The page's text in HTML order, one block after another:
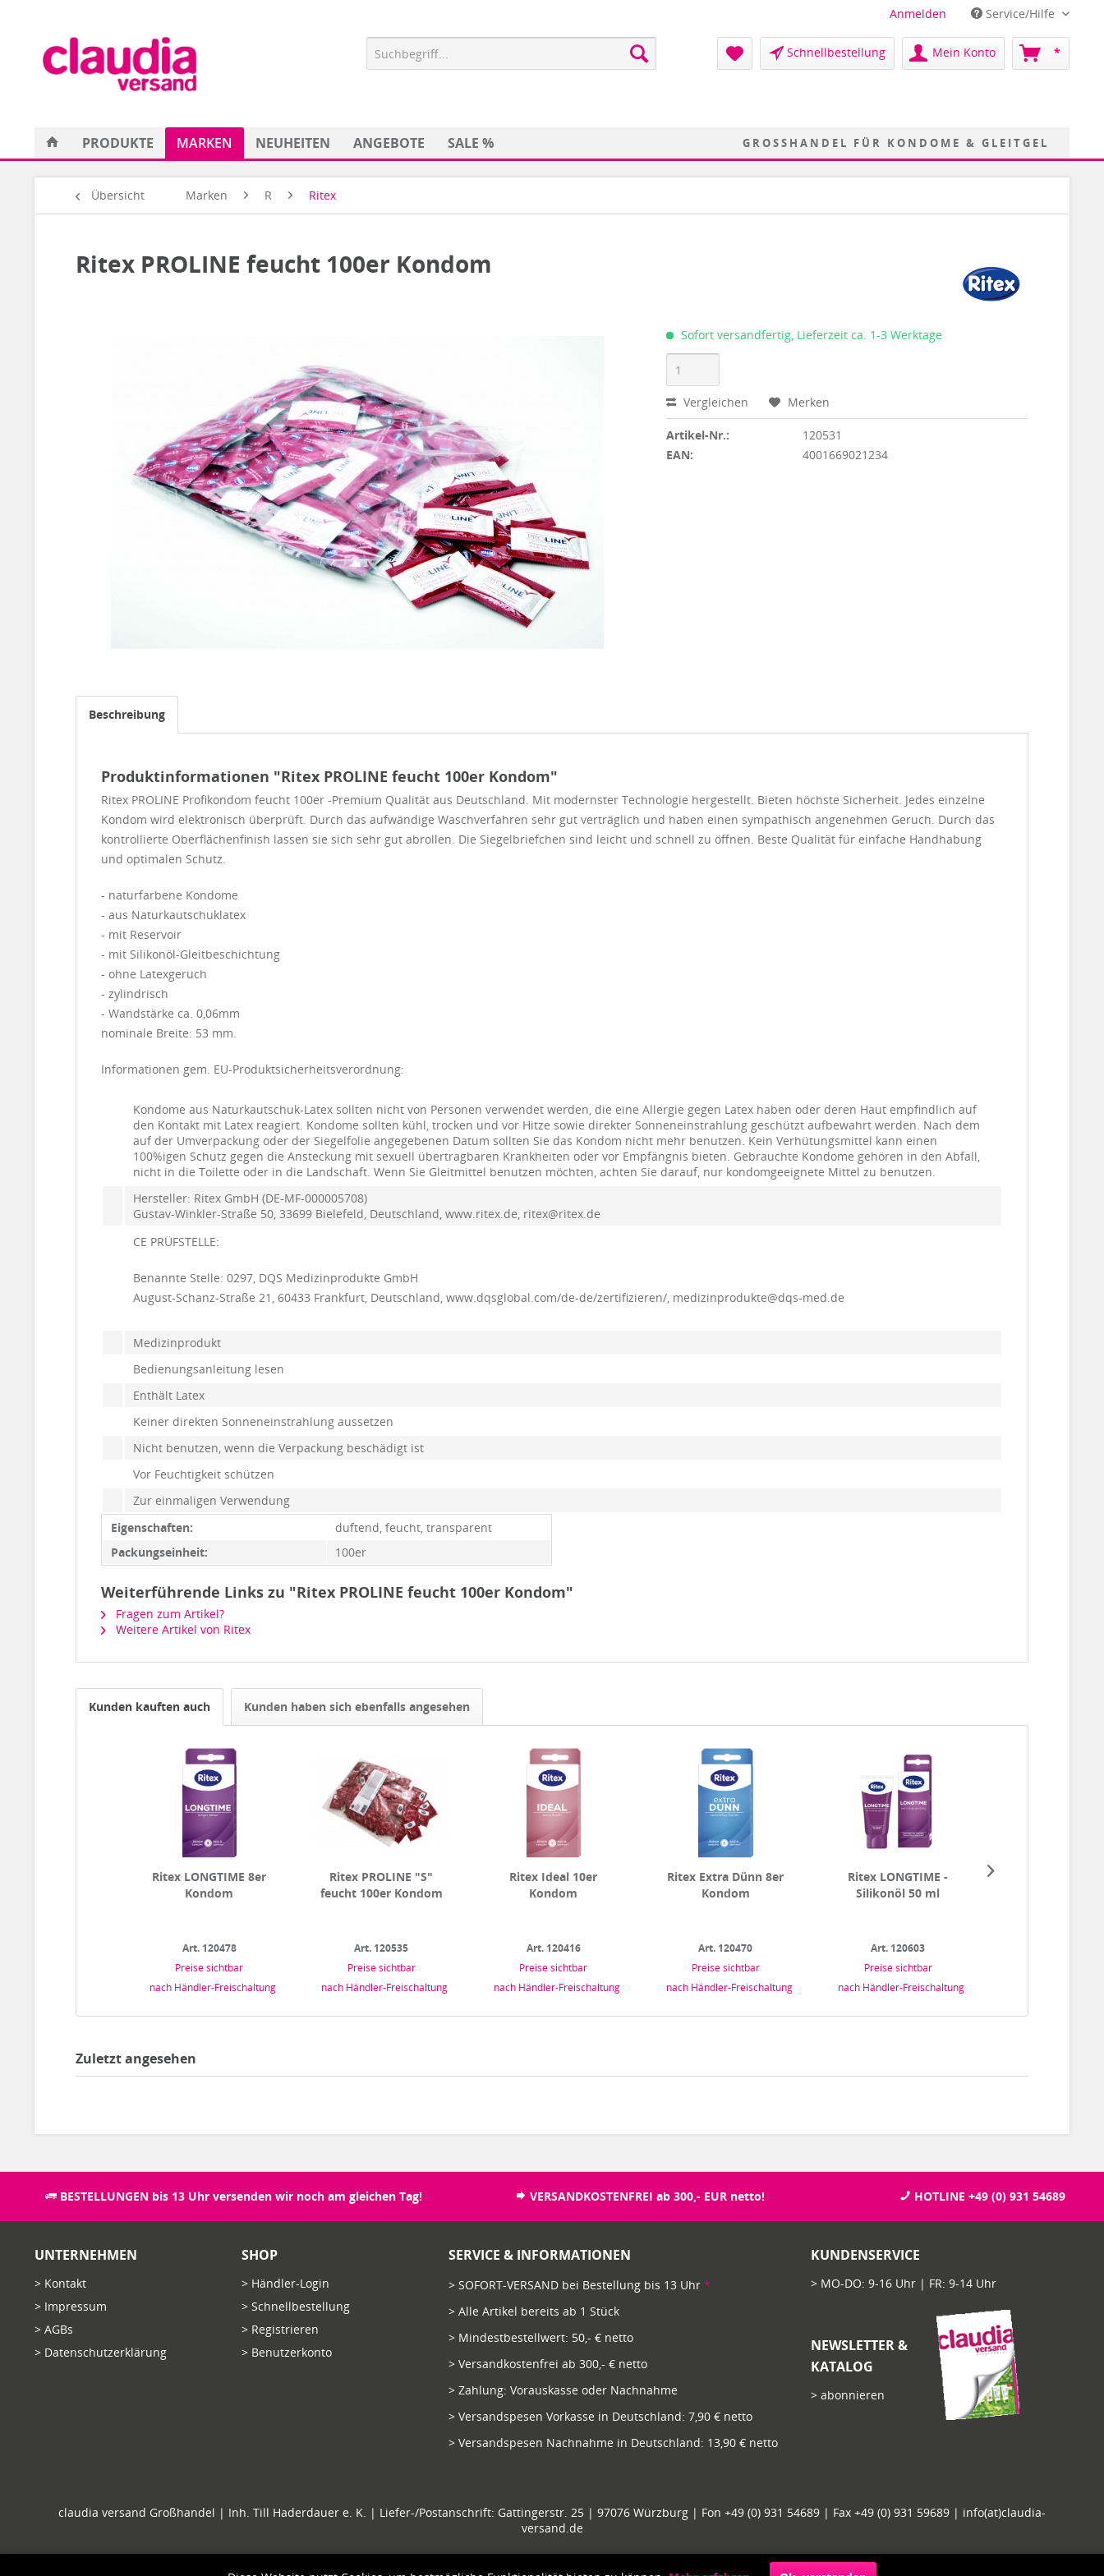
Anmelden Service/Hilfe
Schnellbestellung Mein Konto *
PRODUKTE MARKEN NEUHEITEN ANGEBOTE SALE % GROSSHANDEL FÜR KONDOME & GLEITGEL
Übersicht Marken R Ritex
Ritex PROLINE feucht 100er Kondom
Sofort versandfertig, Lieferzeit ca. 1-3 Werktage
Vergleichen Merken
Artikel-Nr.:
120531
EAN:
4001669021234
Beschreibung
Produktinformationen "Ritex PROLINE feucht 100er Kondom"
Ritex PROLINE Profikondom feucht 100er -Premium Qualität aus Deutschland. Mit modernster Technologie hergestellt. Bieten höchste Sicherheit. Jedes einzelne
Kondom wird elektronisch überprüft. Durch das aufwändige Waschverfahren sehr gut verträglich und haben einen sympathisch angenehmen Geruch. Durch das
kontrollierte Oberflächenfinish lassen sie sich sehr gut abrollen. Die Siegelbriefchen sind leicht und schnell zu öffnen. Beste Qualität für einfache Handhabung
und optimalen Schutz.
- naturfarbene Kondome
- aus Naturkautschuklatex
- mit Reservoir
- mit Silikonöl-Gleitbeschichtung
- ohne Latexgeruch
- zylindrisch
- Wandstärke ca. 0,06mm
nominale Breite: 53 mm.
Informationen gem. EU-Produktsicherheitsverordnung:
Kondome aus Naturkautschuk-Latex sollten nicht von Personen verwendet werden, die eine Allergie gegen Latex haben oder deren Haut empfindlich auf
den Kontakt mit Latex reagiert. Kondome sollten kühl, trocken und vor Hitze sowie direkter Sonneneinstrahlung geschützt aufbewahrt werden. Nach dem
auf der Umverpackung oder der Siegelfolie angegebenen Datum sollten Sie das Kondom nicht mehr benutzen. Kein Verhütungsmittel kann einen
100%igen Schutz gegen die Ansteckung mit sexuell übertragbaren Krankheiten oder vor Empfängnis bieten. Gebrauchte Kondome gehören in den Abfall,
nicht in die Toilette oder in die Landschaft. Wenn Sie Gleitmittel benutzen möchten, achten Sie darauf, nur kondomgeeignete Mittel zu benutzen.
Hersteller: Ritex GmbH (DE-MF-000005708)
Gustav-Winkler-Straße 50, 33699 Bielefeld, Deutschland, www.ritex.de, ritex@ritex.de
CE PRÜFSTELLE:
Benannte Stelle: 0297, DQS Medizinprodukte GmbH
August-Schanz-Straße 21, 60433 Frankfurt, Deutschland, www.dqsglobal.com/de-de/zertifizieren/, medizinprodukte@dqs-med.de
Medizinprodukt
Bedienungsanleitung lesen
Enthält Latex
Keiner direkten Sonneneinstrahlung aussetzen
Nicht benutzen, wenn die Verpackung beschädigt ist
Vor Feuchtigkeit schützen
Zur einmaligen Verwendung
Eigenschaften:
duftend, feucht, transparent
Packungseinheit:
100er
Weiterführende Links zu "Ritex PROLINE feucht 100er Kondom"
Fragen zum Artikel?
Weitere Artikel von Ritex
Kunden kauften auch Kunden haben sich ebenfalls angesehen
Ritex LONGTIME 8er
Kondom
Art. 120478
Preise sichtbar
nach Händler-Freischaltung
Ritex PROLINE "S"
feucht 100er Kondom
Art. 120535
Preise sichtbar
nach Händler-Freischaltung
Ritex Ideal 10er
Kondom
Art. 120416
Preise sichtbar
nach Händler-Freischaltung
Ritex Extra Dünn 8er
Kondom
Art. 120470
Preise sichtbar
nach Händler-Freischaltung
Ritex LONGTIME -
Silikonöl 50 ml
Art. 120603
Preise sichtbar
nach Händler-Freischaltung
Zuletzt angesehen
BESTELLUNGEN bis 13 Uhr versenden wir noch am gleichen Tag! VERSANDKOSTENFREI ab 300,- EUR netto! HOTLINE +49 (0) 931 54689
UNTERNEHMEN
> Kontakt
> Impressum
> AGBs
> Datenschutzerklärung
SHOP
> Händler-Login
> Schnellbestellung
> Registrieren
> Benutzerkonto
SERVICE & INFORMATIONEN
> SOFORT-VERSAND bei Bestellung bis 13 Uhr *
> Alle Artikel bereits ab 1 Stück
> Mindestbestellwert: 50,- € netto
> Versandkostenfrei ab 300,- € netto
> Zahlung: Vorauskasse oder Nachnahme
> Versandspesen Vorkasse in Deutschland: 7,90 € netto
> Versandspesen Nachnahme in Deutschland: 13,90 € netto
KUNDENSERVICE
> MO-DO: 9-16 Uhr | FR: 9-14 Uhr
NEWSLETTER &
KATALOG
> abonnieren
claudia versand Großhandel | Inh. Till Haderdauer e. K. | Liefer-/Postanschrift: Gattingerstr. 25 | 97076 Würzburg | Fon +49 (0) 931 54689 | Fax +49 (0) 931 59689 | info(at)claudia-
versand.de